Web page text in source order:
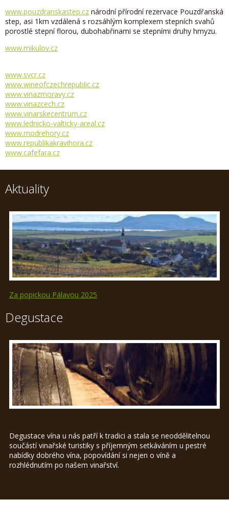
www.pouzdranskastep.cz národní přírodní rezervace Pouzdřanská
step, asi 1km vzdálená s rozsáhlým komplexem stepních svahů
porostlé stepní florou, dubohabřinami se stepními druhy hmyzu.
www.mikulov.cz
www.svcr.cz
www.wineofczechrepublic.cz
www.vinazmoravy.cz
www.vinazcech.cz
www.vinarskecentrum.cz
www.lednicko-valticky-areal.cz
www.modrehory.cz
www.republikakravihora.cz
www.cafefara.cz
Aktuality
Za popickou Pálavou 2025
Degustace
Degustace vína u nás patří k tradici a stala se neoddělitelnou
součástí vinařské turistiky s příjemným setkáváním u pestré
nabídky dobrého vína, popovídání si nejen o víně a
rozhlédnutím po našem vinařství.